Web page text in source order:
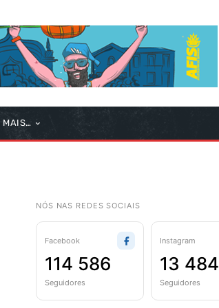
MAIS…
NÓS NAS REDES SOCIAIS
Facebook
114 586
Seguidores
Instagram
13 484
Seguidores